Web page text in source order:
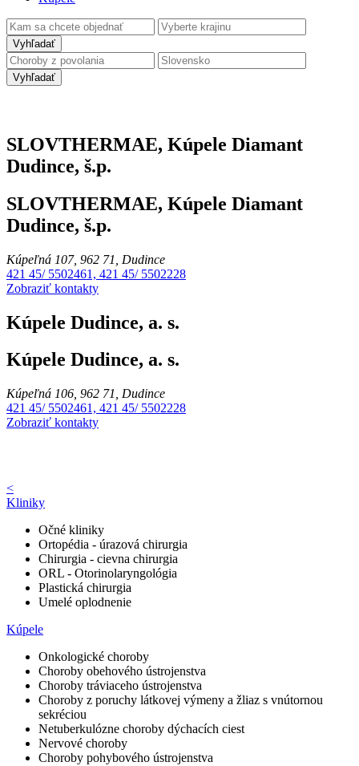
Vyhľadať
Vyhľadať
SLOVTHERMAE, Kúpele Diamant
Dudince, š.p.
SLOVTHERMAE, Kúpele Diamant
Dudince, š.p.
Kúpeľná 107, 962 71, Dudince
421 45/ 5502461, 421 45/ 5502228
Zobraziť kontakty
Kúpele Dudince, a. s.
Kúpele Dudince, a. s.
Kúpeľná 106, 962 71, Dudince
421 45/ 5502461, 421 45/ 5502228
Zobraziť kontakty
<
Kliniky
Očné kliniky
Ortopédia - úrazová chirurgia
Chirurgia - cievna chirurgia
ORL - Otorinolaryngológia
Plastická chirurgia
Umelé oplodnenie
Kúpele
Onkologické choroby
Choroby obehového ústrojenstva
Choroby tráviaceho ústrojenstva
Choroby z poruchy látkovej výmeny a žliaz s vnútornou
sekréciou
Netuberkulózne choroby dýchacích ciest
Nervové choroby
Choroby pohybového ústrojenstva